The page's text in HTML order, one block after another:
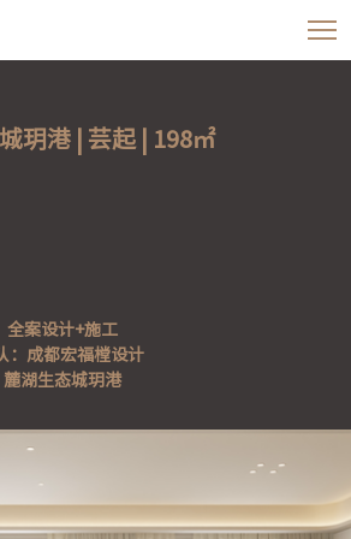
玥港 | 芸起 | 198㎡
全案设计+施工
：成都宏福樘设计
湖生态城玥港